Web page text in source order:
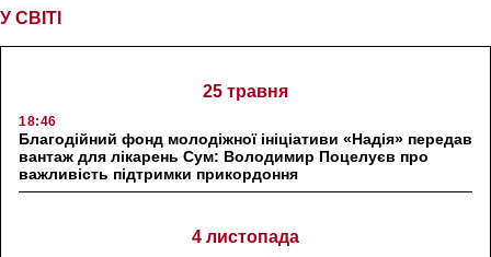
У СВІТІ
25 травня
18:46
Благодійний фонд молодіжної ініціативи «Надія» передав
вантаж для лікарень Сум: Володимир Поцелуєв про
важливість підтримки прикордоння
4 листопада